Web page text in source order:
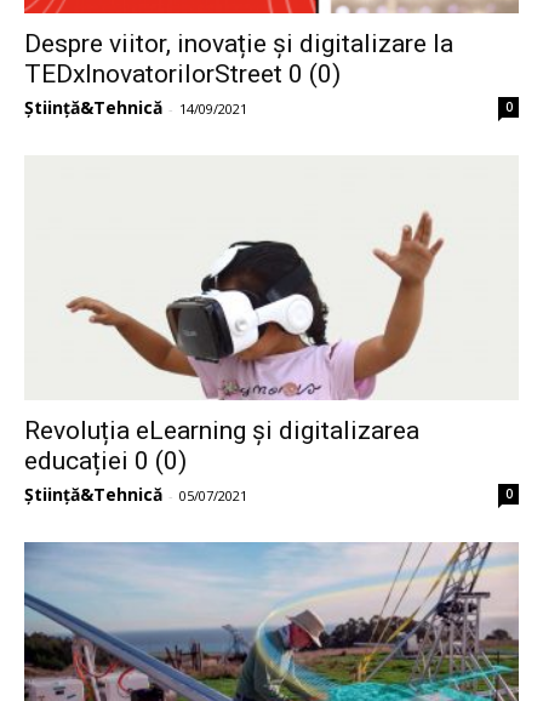
Despre viitor, inovație și digitalizare la
TEDxInovatorilorStreet 0 (0)
Știință&Tehnică - 14/09/2021 0
Revoluția eLearning și digitalizarea
educației 0 (0)
Știință&Tehnică - 05/07/2021 0